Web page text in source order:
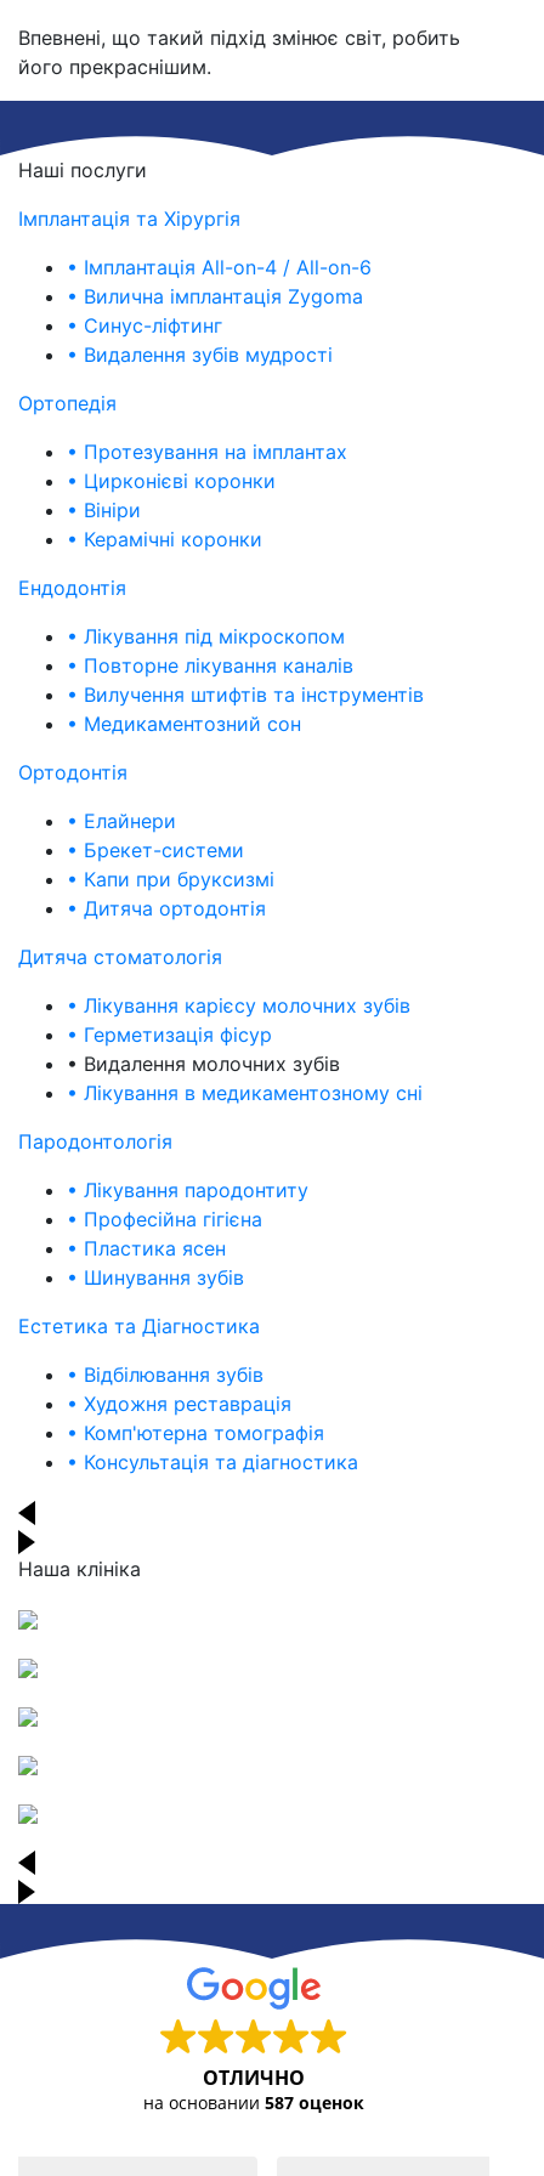
Впевнені, що такий підхід змінює світ, робить
його прекраснішим.
Наші послуги
Імплантація та Хірургія
• Імплантація All-on-4 / All-on-6
• Вилична імплантація Zygoma
• Синус-ліфтинг
• Видалення зубів мудрості
Ортопедія
• Протезування на імплантах
• Цирконієві коронки
• Вініри
• Керамічні коронки
Ендодонтія
• Лікування під мікроскопом
• Повторне лікування каналів
• Вилучення штифтів та інструментів
• Медикаментозний сон
Ортодонтія
• Елайнери
• Брекет-системи
• Капи при бруксизмі
• Дитяча ортодонтія
Дитяча стоматологія
• Лікування карієсу молочних зубів
• Герметизація фісур
• Видалення молочних зубів
• Лікування в медикаментозному сні
Пародонтологія
• Лікування пародонтиту
• Професійна гігієна
• Пластика ясен
• Шинування зубів
Естетика та Діагностика
• Відбілювання зубів
• Художня реставрація
• Комп'ютерна томографія
• Консультація та діагностика
Наша клініка
ОТЛИЧНО
на основании 587 оценок